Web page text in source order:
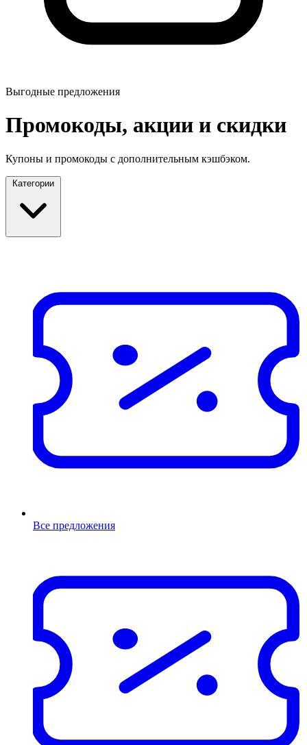
Выгодные предложения
Промокоды, акции и скидки
Купоны и промокоды с дополнительным кэшбэком.
Категории
Все предложения